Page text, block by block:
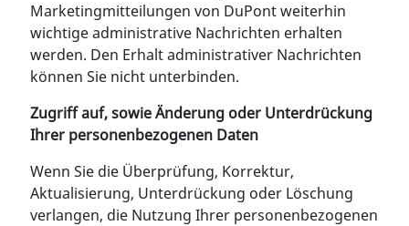
Marketingmitteilungen von DuPont weiterhin
wichtige administrative Nachrichten erhalten
werden. Den Erhalt administrativer Nachrichten
können Sie nicht unterbinden.
Zugriff auf, sowie Änderung oder Unterdrückung
Ihrer personenbezogenen Daten
Wenn Sie die Überprüfung, Korrektur,
Aktualisierung, Unterdrückung oder Löschung
verlangen, die Nutzung Ihrer personenbezogenen